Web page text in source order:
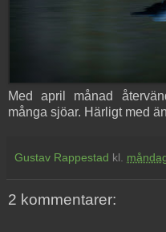
Med april månad
många sjöar. Härligt med
Gustav Rappestad kl.
2 kommentarer: